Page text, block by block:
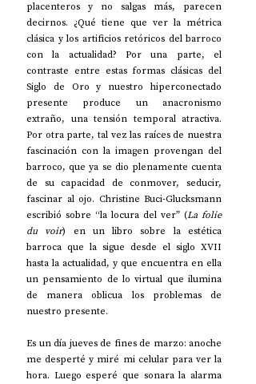
placenteros y no salgas más, parecen
decirnos. ¿Qué tiene que ver la métrica
clásica y los artificios retóricos del barroco
con la actualidad? Por una parte, el
contraste entre estas formas clásicas del
Siglo de Oro y nuestro hiperconectado
presente produce un anacronismo
extraño, una tensión temporal atractiva.
Por otra parte, tal vez las raíces de nuestra
fascinación con la imagen provengan del
barroco, que ya se dio plenamente cuenta
de su capacidad de conmover, seducir,
fascinar al ojo. Christine Buci-Glucksmann
escribió sobre “la locura del ver” (La folie
du voir) en un libro sobre la estética
barroca que la sigue desde el siglo XVII
hasta la actualidad, y que encuentra en ella
un pensamiento de lo virtual que ilumina
de manera oblicua los problemas de
nuestro presente.
Es un día jueves de fines de marzo: anoche
me desperté y miré mi celular para ver la
hora. Luego esperé que sonara la alarma